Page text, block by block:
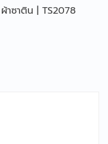
ผ้าซาติน | TS2078